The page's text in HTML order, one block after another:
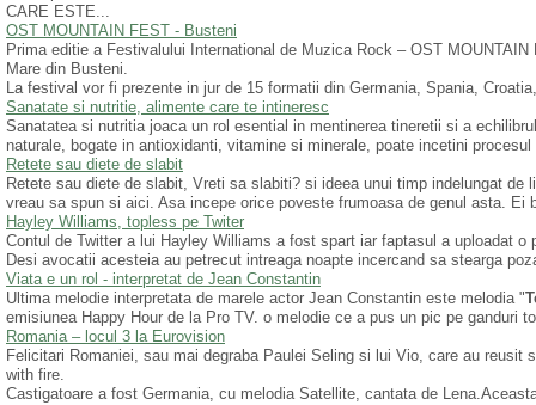
CARE ESTE...
OST MOUNTAIN FEST - Busteni
Prima editie a Festivalului International de Muzica Rock – OST
Mare din Busteni.
La festival vor fi prezente in jur de 15 formatii din Germania, Spania,
Sanatate si nutritie, alimente care te intineresc
Sanatatea si nutritia joaca un rol esential in mentinerea tineretii si a
naturale, bogate in antioxidanti, vitamine si minerale, poate incetini
Retete sau diete de slabit
Retete sau diete de slabit, Vreti sa slabiti? si ideea unui timp indelungat
vreau sa spun si aici. Asa incepe orice poveste frumoasa de genul asta. Ei
Hayley Williams, topless pe Twiter
Contul de Twitter a lui Hayley Williams a fost spart iar faptasul a uploadat
Desi avocatii acesteia au petrecut intreaga noapte incercand sa stearga
Viata e un rol - interpretat de Jean Constantin
Ultima melodie interpretata de marele actor Jean Constantin este melodia "
emisiunea Happy Hour de la Pro TV. o melodie ce a pus un pic pe ganduri
Romania – locul 3 la Eurovision
Felicitari Romaniei, sau mai degraba Paulei Seling si lui Vio, care au
with fire.
Castigatoare a fost Germania, cu melodia Satellite, cantata de